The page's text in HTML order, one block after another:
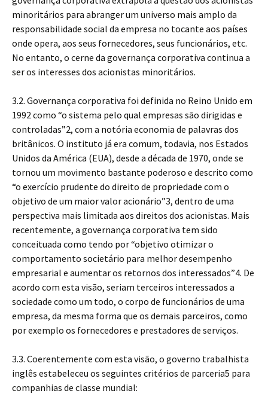
minoritários para abranger um universo mais amplo da
responsabilidade social da empresa no tocante aos países
onde opera, aos seus fornecedores, seus funcionários, etc.
No entanto, o cerne da governança corporativa continua a
ser os interesses dos acionistas minoritários.
3.2. Governança corporativa foi definida no Reino Unido em
1992 como “o sistema pelo qual empresas são dirigidas e
controladas”2, com a notória economia de palavras dos
britânicos. O instituto já era comum, todavia, nos Estados
Unidos da América (EUA), desde a década de 1970, onde se
tornou um movimento bastante poderoso e descrito como
“o exercício prudente do direito de propriedade com o
objetivo de um maior valor acionário”3, dentro de uma
perspectiva mais limitada aos direitos dos acionistas. Mais
recentemente, a governança corporativa tem sido
conceituada como tendo por “objetivo otimizar o
comportamento societário para melhor desempenho
empresarial e aumentar os retornos dos interessados”4. De
acordo com esta visão, seriam terceiros interessados a
sociedade como um todo, o corpo de funcionários de uma
empresa, da mesma forma que os demais parceiros, como
por exemplo os fornecedores e prestadores de serviços.
3.3. Coerentemente com esta visão, o governo trabalhista
inglês estabeleceu os seguintes critérios de parceria5 para
companhias de classe mundial: